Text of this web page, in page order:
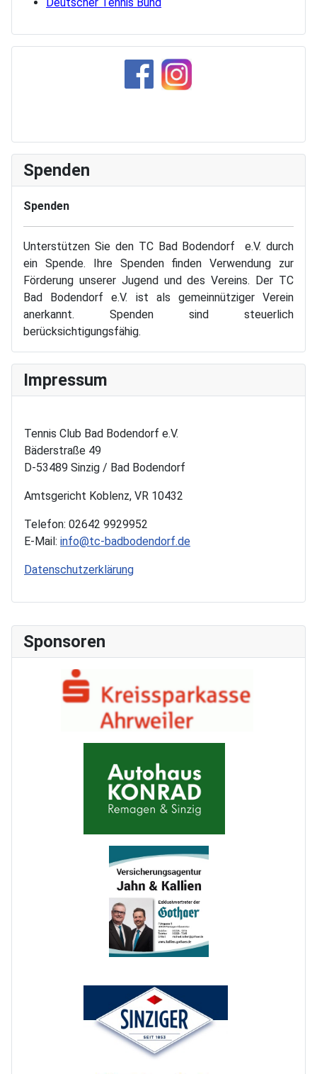
Sponsoren
Spenden
Spenden
Unterstützen Sie den TC Bad Bodendorf e.V. durch
ein Spende. Ihre Spenden finden Verwendung zur
Förderung unserer Jugend und des Vereins. Der TC
Bad Bodendorf e.V. ist als gemeinnütziger Verein
anerkannt. Spenden sind steuerlich
berücksichtigungsfähig.
Impressum
Tennis Club Bad Bodendorf e.V.
Bäderstraße 49
D-53489 Sinzig / Bad Bodendorf
Amtsgericht Koblenz, VR 10432
Telefon: 02642 9929952
E-Mail: info@tc-badbodendorf.de
Datenschutzerklärung